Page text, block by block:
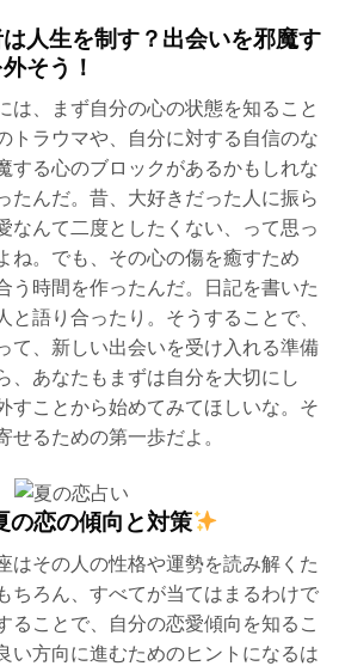
人生を制す？出会いを邪魔す
そう！
は、まず自分の心の状態を知ること
トラウマや、自分に対する自信のな
する心のブロックがあるかもしれな
たんだ。昔、大好きだった人に振ら
なんて二度としたくない、って思っ
ね。でも、その心の傷を癒すため
う時間を作ったんだ。日記を書いた
と語り合ったり。そうすることで、
て、新しい出会いを受け入れる準備
、あなたもまずは自分を大切にし
すことから始めてみてほしいな。そ
るための第一歩だよ。
の恋の傾向と対策
はその人の性格や運勢を読み解くた
ちろん、すべてが当てはまるわけで
ることで、自分の恋愛傾向を知るこ
い方向に進むためのヒントになるは